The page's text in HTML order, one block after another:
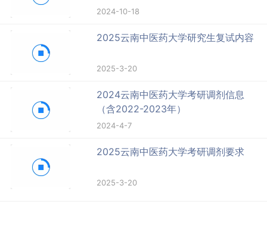
2024-10-18
2025云南中医药大学研究生复试内容
2025-3-20
2024云南中医药大学考研调剂信息
（含2022-2023年）
2024-4-7
2025云南中医药大学考研调剂要求
2025-3-20